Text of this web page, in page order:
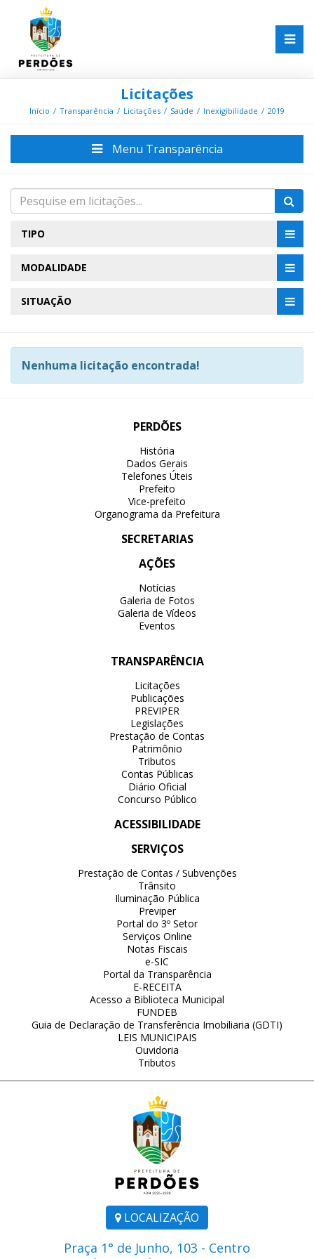
Licitações
Início Transparência Licitações Saúde Inexigibilidade 2019
Menu Transparência
TIPO
MODALIDADE
SITUAÇÃO
Nenhuma licitação encontrada!
LOCALIZAÇÃO
Praça 1° de Junho, 103 - Centro
PERDÕES
História
Dados Gerais
Telefones Úteis
Prefeito
Vice-prefeito
Organograma da Prefeitura
SECRETARIAS
AÇÕES
Notícias
Galeria de Fotos
Galeria de Vídeos
Eventos
TRANSPARÊNCIA
Licitações
Publicações
PREVIPER
Legislações
Prestação de Contas
Patrimônio
Tributos
Contas Públicas
Diário Oficial
Concurso Público
ACESSIBILIDADE
SERVIÇOS
Prestação de Contas / Subvenções
Trânsito
Iluminação Pública
Previper
Portal do 3º Setor
Serviços Online
Notas Fiscais
e-SIC
Portal da Transparência
E-RECEITA
Acesso a Biblioteca Municipal
FUNDEB
Guia de Declaração de Transferência Imobiliaria (GDTI)
LEIS MUNICIPAIS
Ouvidoria
Tributos